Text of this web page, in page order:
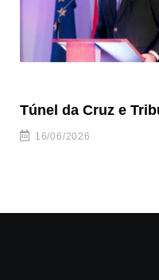
Túnel da Cruz e
16/06/2026